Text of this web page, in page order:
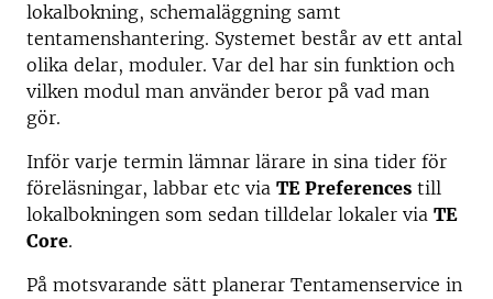
lokalbokning, schemaläggning samt
tentamenshantering. Systemet består av ett antal
olika delar, moduler. Var del har sin funktion och
vilken modul man använder beror på vad man
gör.
Inför varje termin lämnar lärare in sina tider för
föreläsningar, labbar etc via TE Preferences till
lokalbokningen som sedan tilldelar lokaler via TE
Core.
På motsvarande sätt planerar Tentamenservice in